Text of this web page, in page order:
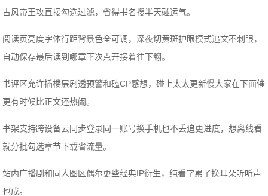
古风帝王攻直接勾选过滤，省得书名搜半天碰运气。
阅读页亮度字体行距背景色全可调，深夜切黄斑护眼模式追文不刺眼，
自动保存最后读到哪章下次点开接着往下翻。
书评区允许插楼层剧透预警和磕CP感想，碰上太太更新慢大家在下面催
更有时候比正文还热闹。
书架支持跨设备云同步登录同一账号换手机也不丢追更进度，想离线看
就分批勾选章节下载省流量。
站内广播剧和同人图区偶尔更些经典IP衍生，纯看字累了换耳朵听听声
也成。